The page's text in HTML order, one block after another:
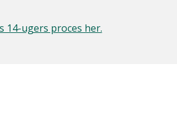
14-ugers proces her.